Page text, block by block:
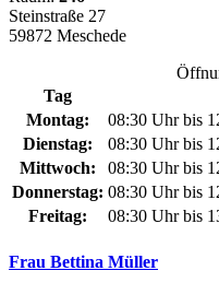
Steinstraße 27
59872 Meschede
Tag
Montag:
08:30 Uhr bis
Dienstag:
08:30 Uhr bis
Mittwoch:
08:30 Uhr bis
Donnerstag: 08:30 Uhr bis
Freitag:
08:30 Uhr bis
Frau Bettina Müller